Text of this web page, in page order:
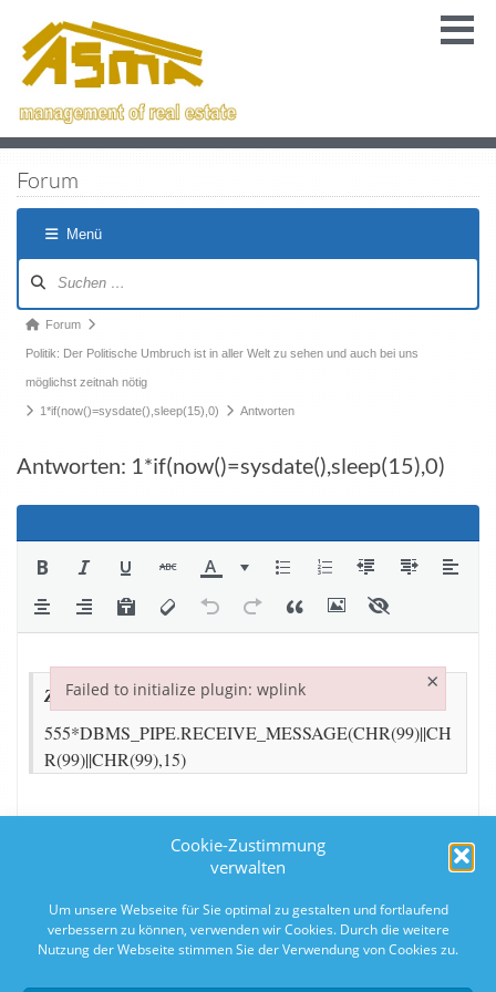
Cookie-Zustimmung
verwalten
Um unsere Webseite für Sie optimal zu gestalten und fortlaufend
verbessern zu können, verwenden wir Cookies. Durch die weitere
Nutzung der Webseite stimmen Sie der Verwendung von Cookies zu.
Forum
Menü
Forum
Politik: Der Politische Umbruch ist in aller Welt zu sehen und auch bei uns
möglichst zeitnah nötig
1*if(now()=sysdate(),sleep(15),0) Antworten
Antworten: 1*if(now()=sysdate(),sleep(15),0)
Failed to initialize plugin: wplink ×
Failed to initialize plugin: wplink